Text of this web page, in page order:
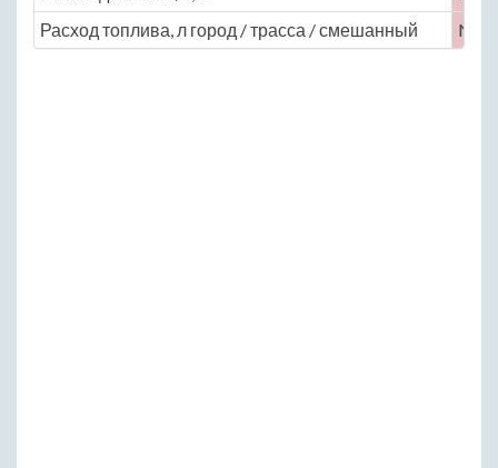
Расход топлива, л город / трасса / смешанный
No